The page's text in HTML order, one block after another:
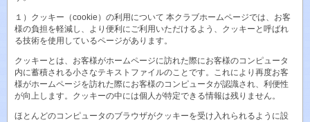
１）クッキー（cookie）の利用について 本クラブホームページでは、お客
様の負担を軽減し、より便利にご利用いただけるよう、クッキーと呼ばれ
る技術を使用しているページがあります。
クッキーとは、お客様がホームページに訪れた際にお客様のコンピュータ
内に蓄積される小さなテキストファイルのことです。これにより再度お客
様がホームページを訪れた際にお客様のコンピュータが認識され、利便性
が向上します。クッキーの中には個人が特定できる情報は残りません。
ほとんどのコンピュータのブラウザがクッキーを受け入れられるように設